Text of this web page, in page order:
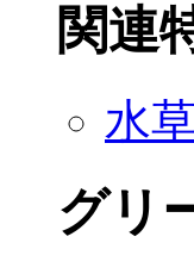
関連
水
グリ